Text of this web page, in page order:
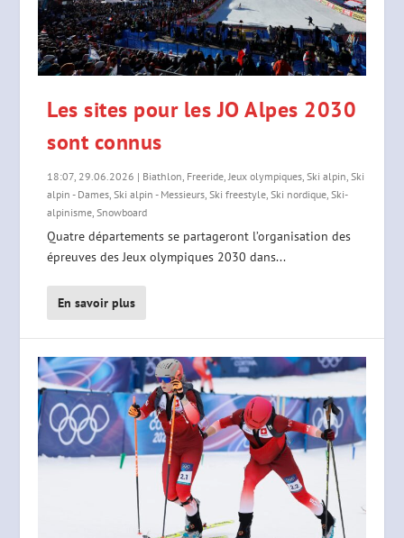
Les sites pour les JO Alpes 2030
sont connus
18:07, 29.06.2026 | Biathlon Freeride Jeux olympiques Ski alpin Ski
alpin - Dames Ski alpin - Messieurs Ski freestyle Ski nordique Ski-
alpinisme Snowboard
Quatre départements se partageront l’organisation des
épreuves des Jeux olympiques 2030 dans...
En savoir plus